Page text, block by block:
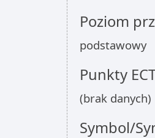
Poziom
podstawowy
Punkty
(brak danych)
Symbol/